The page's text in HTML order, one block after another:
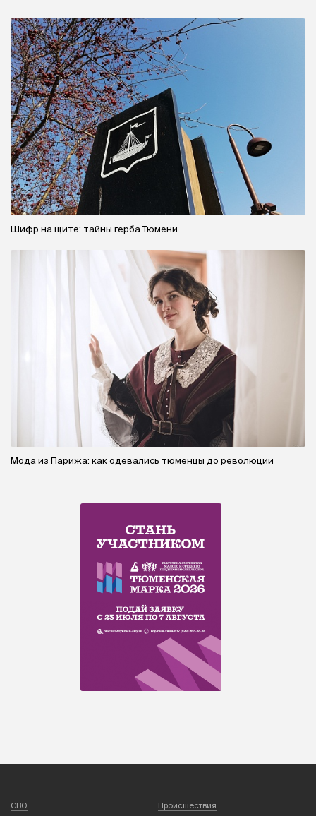
Шифр на щите: тайны герба Тюмени
Мода из Парижа: как одевались тюменцы до революции
СВО
Происшествия